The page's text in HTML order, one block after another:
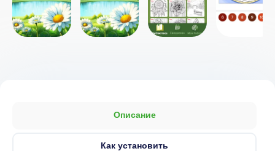
Описание
Как установить